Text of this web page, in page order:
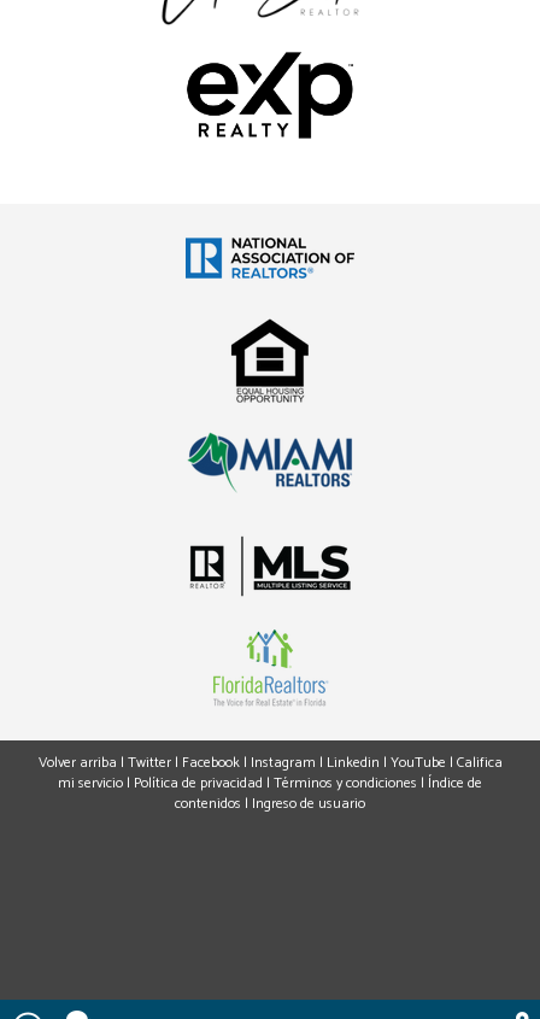
Volver arriba | Twitter| Facebook| Instagram | Linkedin | YouTube | Califica
mi servicio | Política de privacidad | Términos y condiciones | Índice de
contenidos | Ingreso de usuario